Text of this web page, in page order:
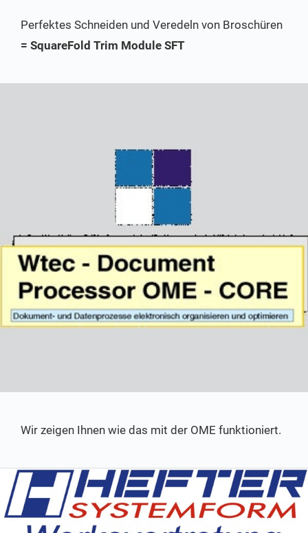
Perfektes Schneiden und Veredeln von Broschüren
= SquareFold Trim Module SFT
Wir zeigen Ihnen wie das mit der OME funktioniert.